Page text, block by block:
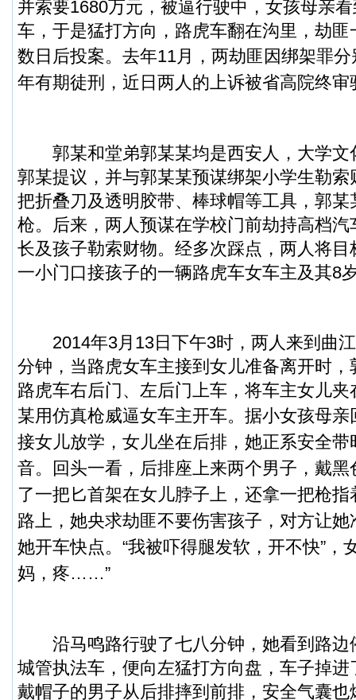
并索要1680万元，被逼行驶中，女孩母亲
车，于是猛打方向， 路虎车翻在沟里，劫
数日后投案。 去年11月，两劫匪因绑架罪
年有期徒刑，近日两人的上诉被省高院终审
郭某和堂弟郭某某均是西安人，大学文
郭某提议，并与郭某某预谋绑架小学生勒
把折叠刀及透明胶带、棒球帽等工具，郭
枪。后来，两人预谋在学校门前劫持高档
长及孩子勒索财物。经多次踩点，两人将
一小门口接孩子的一辆路虎车女车主及其8
2014年3月13日下午3时，两人来到曲江
分钟，当路虎女车主接到女儿准备离开时
路虎车右后门、左后门上车，将车主女儿
某用仿真枪威逼女车主开车。 据小女孩母亲
接女儿放学，女儿坐在后排，她正系安全
音。回头一看，后排座上来两个男子，戴
了一把匕首架在女儿脖子上，还拿一把枪
路上，她央求劫匪不要伤害孩子，对方让
她开车快点。“我被吓得腿发软，开不快”，
妈，疼……”
沿马鸣路行驶了七八分钟，她看到路边
城管执法车，便向左猛打方向盘，车子掉
戴帽子的男子从后排摔到前排，安全气囊